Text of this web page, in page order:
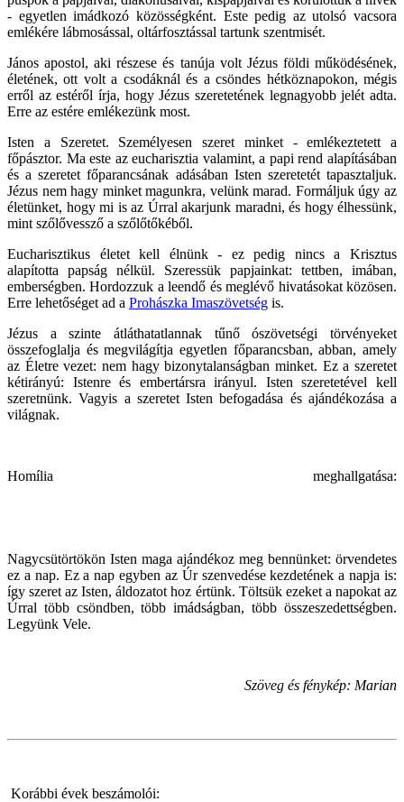
- egyetlen imádkozó közösségként. Este pedig az utolsó vacsora
emlékére lábmosással, oltárfosztással tartunk szentmisét.
János apostol, aki részese és tanúja volt Jézus földi működésének,
életének, ott volt a csodáknál és a csöndes hétköznapokon, mégis
erről az estéről írja, hogy Jézus szeretetének legnagyobb jelét adta.
Erre az estére emlékezünk most.
Isten a Szeretet. Személyesen szeret minket - emlékeztetett a
főpásztor. Ma este az eucharisztia valamint, a papi rend alapításában
és a szeretet főparancsának adásában Isten szeretetét tapasztaljuk.
Jézus nem hagy minket magunkra, velünk marad. Formáljuk úgy az
életünket, hogy mi is az Úrral akarjunk maradni, és hogy élhessünk,
mint szőlővessző a szőlőtőkéből.
Eucharisztikus életet kell élnünk - ez pedig nincs a Krisztus
alapította papság nélkül. Szeressük papjainkat: tettben, imában,
emberségben. Hordozzuk a leendő és meglévő hivatásokat közösen.
Erre lehetőséget ad a Prohászka Imaszövetség is.
Jézus a szinte átláthatatlannak tűnő ószövetségi törvényeket
összefoglalja és megvilágítja egyetlen főparancsban, abban, amely
az Életre vezet: nem hagy bizonytalanságban minket. Ez a szeretet
kétirányú: Istenre és embertársra irányul. Isten szeretetével kell
szeretnünk. Vagyis a szeretet Isten befogadása és ajándékozása a
világnak.
Homília meghallgatása:
Nagycsütörtökön Isten maga ajándékoz meg bennünket: örvendetes
ez a nap. Ez a nap egyben az Úr szenvedése kezdetének a napja is:
így szeret az Isten, áldozatot hoz értünk. Töltsük ezeket a napokat az
Úrral több csöndben, több imádságban, több összeszedettségben.
Legyünk Vele.
Szöveg és fénykép: Marian
Korábbi évek beszámolói: